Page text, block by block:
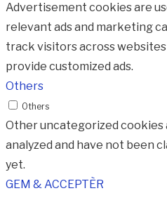
Advertisement cookies are
relevant ads and marketing
track visitors across
provide customized ads.
Others
Others
Other uncategorized
analyzed and have not been
yet.
GEM & ACCEPTÈR